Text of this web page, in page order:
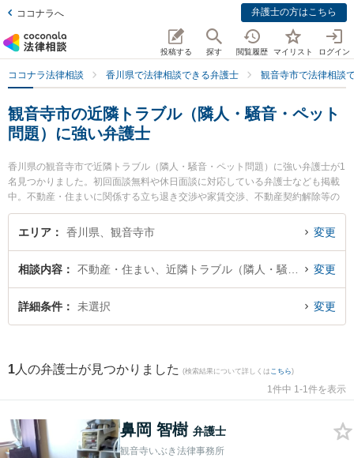
ココナラへ 弁護士の方はこちら
投稿する 探す 閲覧履歴 マイリスト ログイン
ココナラ法律相談 香川県で法律相談できる弁護士 観音寺市で法律相談
観音寺市の近隣トラブル（隣人・騒音・ペット
問題）に強い弁護士
香川県の観音寺市で近隣トラブル（隣人・騒音・ペット問題）に強い弁護士が1
名見つかりました。初回面談無料や休日面談に対応している弁護士なども掲載
中。不動産・住まいに関係する立ち退き交渉や家賃交渉、不動産契約解除等の
細かな分野での絞り込み検索もでき便利です。特に観音寺いぶき法律事務所の
鼻岡 智樹弁護士のプロフィール情報や弁護士費用、強みなどが注目されていま
音・ペット問題）のトラブル解決の実績豊富な近くの弁護士を検索したい』
『初回相談無料で近隣トラブル（隣人・騒音・ペット問題）を法律相談できる
観音寺市内の弁護士に相談予約したい』などでお困りの相談者さんにおすすめ
エリア 香川県、観音寺市 変更
相談内容 変更
詳細条件 未選択 変更
1 人の弁護士が見つかりました (検索結果について詳しくは こちら)
1件中 1-1件を表示
鼻岡 智樹 弁護士
観音寺いぶき法律事務所